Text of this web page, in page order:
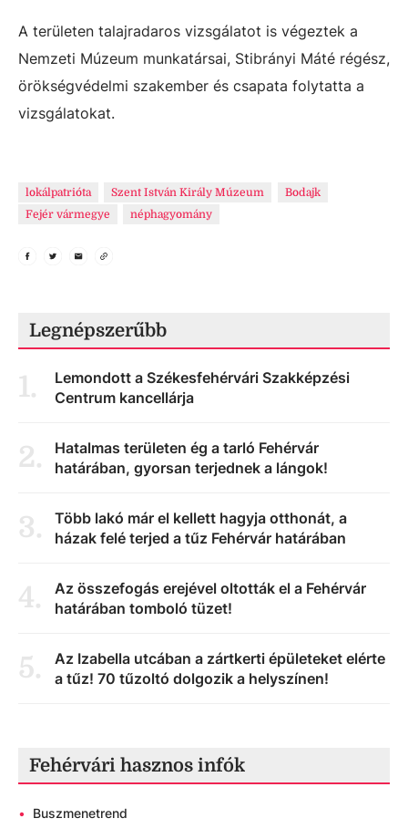
A területen talajradaros vizsgálatot is végeztek a
Nemzeti Múzeum munkatársai, Stibrányi Máté régész,
örökségvédelmi szakember és csapata folytatta a
vizsgálatokat.
lokálpatrióta Szent István Király Múzeum
Bodajk
Fejér vármegye
néphagyomány
Legnépszerűbb
1.
Lemondott a Székesfehérvári Szakképzési
Centrum kancellárja
2.
Hatalmas területen ég a tarló Fehérvár
határában, gyorsan terjednek a lángok!
3.
Több lakó már el kellett hagyja otthonát, a
házak felé terjed a tűz Fehérvár határában
4.
Az összefogás erejével oltották el a Fehérvár
határában tomboló tüzet!
5.
Az Izabella utcában a zártkerti épületeket elérte
a tűz! 70 tűzoltó dolgozik a helyszínen!
Fehérvári hasznos infók
• Buszmenetrend